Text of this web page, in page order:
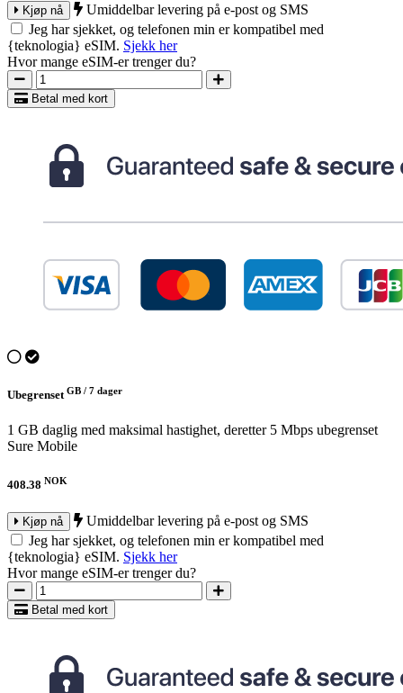
Kjøp nå
Umiddelbar levering på e-post og SMS
Jeg har sjekket, og telefonen min er kompatibel med
{teknologia} eSIM. Sjekk her
Hvor mange eSIM-er trenger du?
Betal med kort
UbegrensetGB / 7 dager
1 GB daglig med maksimal hastighet, deretter 5 Mbps ubegrenset
Sure Mobile
408.38 NOK
Kjøp nå
Umiddelbar levering på e-post og SMS
Jeg har sjekket, og telefonen min er kompatibel med
{teknologia} eSIM. Sjekk her
Hvor mange eSIM-er trenger du?
Betal med kort